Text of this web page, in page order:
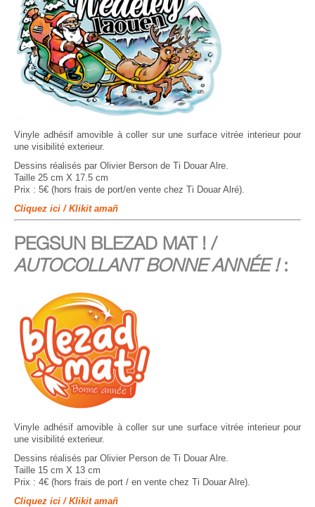
Vinyle adhésif amovible à coller sur une surface vitrée interieur pour
une visibilité exterieur.
Dessins réalisés par Olivier Berson de Ti Douar Alre.
Taille 25 cm X 17.5 cm
Prix : 5€ (hors frais de port/en vente chez Ti Douar Alré).
Cliquez ici / Klikit amañ
PEGSUN BLEZAD MAT ! /
AUTOCOLLANT BONNE ANNÉE !:
Vinyle adhésif amovible à coller sur une surface vitrée interieur pour
une visibilité exterieur.
Dessins réalisés par Olivier Person de Ti Douar Alre.
Taille 15 cm X 13 cm
Prix : 4€ (hors frais de port / en vente chez Ti Douar Alre).
Cliquez ici / Klikit amañ